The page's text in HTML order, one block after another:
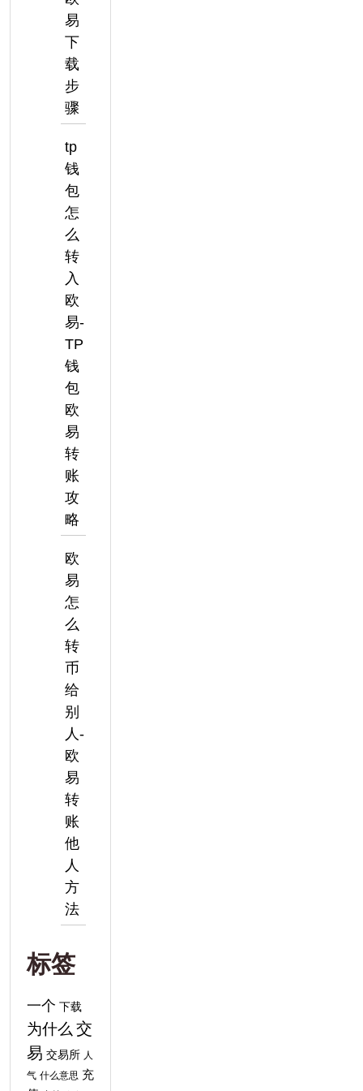
易
下
载
步
骤
tp
钱
包
怎
么
转
入
欧
易-
TP
钱
包
欧
易
转
账
攻
略
欧
易
怎
么
转
币
给
别
人-
欧
易
转
账
他
人
方
法
标签
一个 下载
为什么 交
易 交易所 人
气 什么意思 充